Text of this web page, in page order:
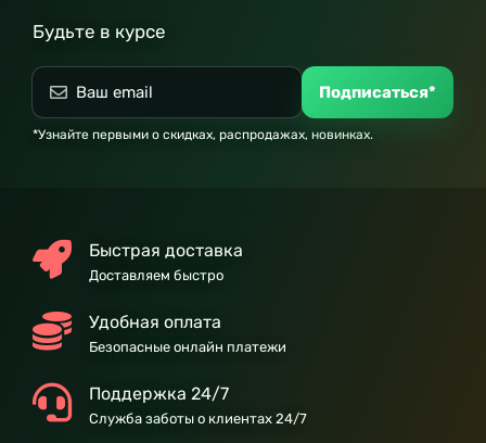
Будьте в курсе
Подписаться*
*Узнайте первыми о скидках, распродажах, новинках.
Быстрая доставка
Доставляем быстро
Удобная оплата
Безопасные онлайн платежи
Поддержка 24/7
Служба заботы о клиентах 24/7